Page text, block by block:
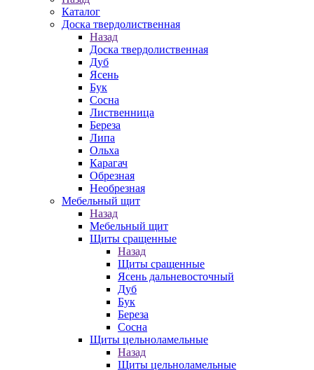
Каталог
Доска твердолиственная
Назад
Доска твердолиственная
Дуб
Ясень
Бук
Сосна
Лиственница
Береза
Липа
Ольха
Карагач
Обрезная
Необрезная
Мебельный щит
Назад
Мебельный щит
Щиты сращенные
Назад
Щиты сращенные
Ясень дальневосточный
Дуб
Бук
Береза
Сосна
Щиты цельноламельные
Назад
Щиты цельноламельные